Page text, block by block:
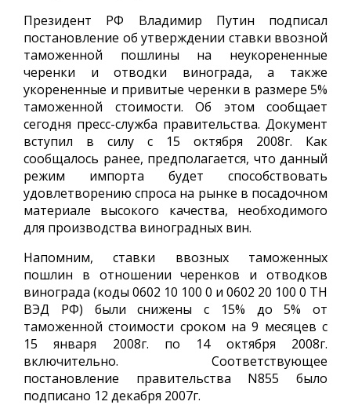
Президент РФ Владимир Путин подписал
постановление об утверждении ставки ввозной
таможенной пошлины на неукорененные
черенки и отводки винограда, а также
укорененные и привитые черенки в размере 5%
таможенной стоимости. Об этом сообщает
сегодня пресс-служба правительства. Документ
вступил в силу с 15 октября 2008г. Как
сообщалось ранее, предполагается, что данный
режим импорта будет способствовать
удовлетворению спроса на рынке в посадочном
материале высокого качества, необходимого
для производства виноградных вин.
Напомним, ставки ввозных таможенных
пошлин в отношении черенков и отводков
винограда (коды 0602 10 100 0 и 0602 20 100 0 ТН
ВЭД РФ) были снижены с 15% до 5% от
таможенной стоимости сроком на 9 месяцев с
15 января 2008г. по 14 октября 2008г.
включительно. Соответствующее
постановление правительства N855 было
подписано 12 декабря 2007г.